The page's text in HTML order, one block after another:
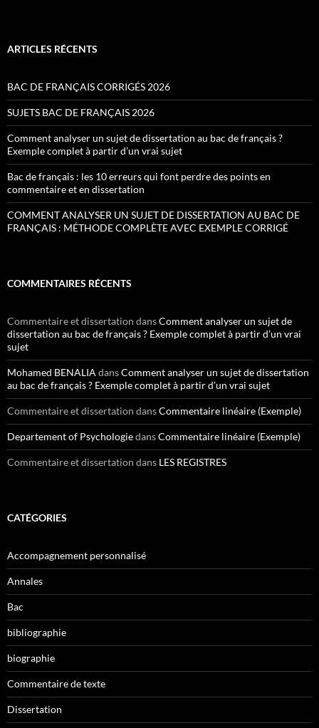
ARTICLES RÉCENTS
BAC DE FRANÇAIS CORRIGÉS 2026
SUJETS BAC DE FRANÇAIS 2026
Comment analyser un sujet de dissertation au bac de français ?
Exemple complet à partir d’un vrai sujet
Bac de français : les 10 erreurs qui font perdre des points en
commentaire et en dissertation
COMMENT ANALYSER UN SUJET DE DISSERTATION AU BAC DE
FRANÇAIS : MÉTHODE COMPLÈTE AVEC EXEMPLE CORRIGÉ
COMMENTAIRES RÉCENTS
Commentaire et dissertation dansComment analyser un sujet de
dissertation au bac de français ? Exemple complet à partir d’un vrai
sujet
Mohamed BENALIA dansComment analyser un sujet de dissertation
au bac de français ? Exemple complet à partir d’un vrai sujet
Commentaire et dissertation dansCommentaire linéaire (Exemple)
Departement of PsychologiedansCommentaire linéaire (Exemple)
Commentaire et dissertation dans LES REGISTRES
CATÉGORIES
Accompagnement personnalisé
Annales
Bac
bibliographie
biographie
Commentaire de texte
Dissertation